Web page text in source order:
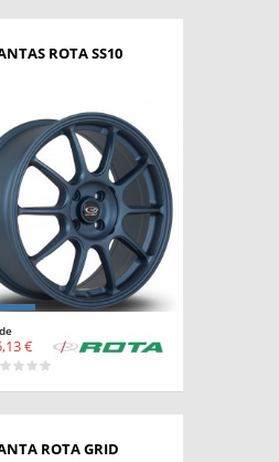
ROTA SS10
€
ROTA GRID